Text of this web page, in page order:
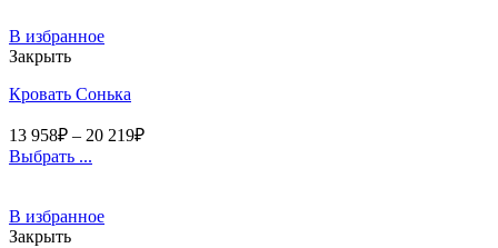
В избранное
Закрыть
Кровать Сонька
13 958₽ – 20 219₽
Выбрать ...
В избранное
Закрыть